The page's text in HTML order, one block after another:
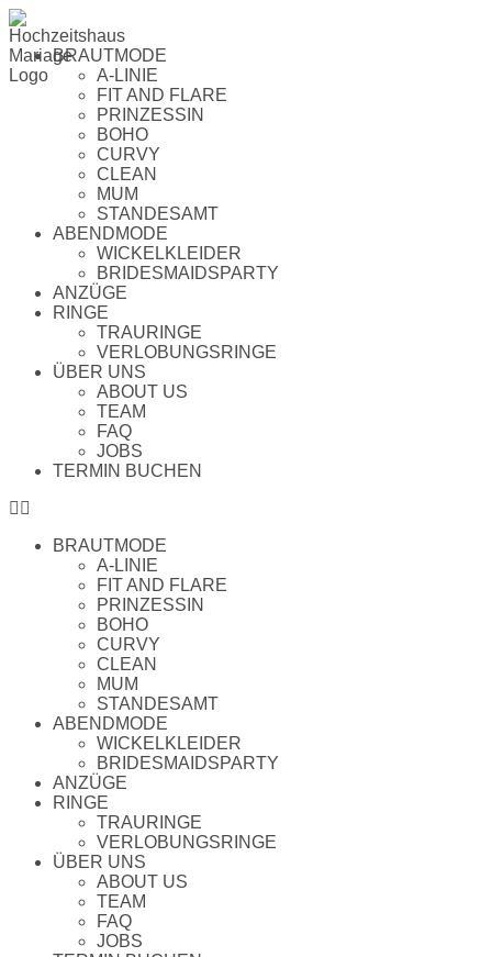
BRAUTMODE
A-LINIE
FIT AND FLARE
PRINZESSIN
BOHO
CURVY
CLEAN
MUM
STANDESAMT
ABENDMODE
WICKELKLEIDER
BRIDESMAIDSPARTY
ANZÜGE
RINGE
TRAURINGE
VERLOBUNGSRINGE
ÜBER UNS
ABOUT US
TEAM
FAQ
JOBS
TERMIN BUCHEN
BRAUTMODE
A-LINIE
FIT AND FLARE
PRINZESSIN
BOHO
CURVY
CLEAN
MUM
STANDESAMT
ABENDMODE
WICKELKLEIDER
BRIDESMAIDSPARTY
ANZÜGE
RINGE
TRAURINGE
VERLOBUNGSRINGE
ÜBER UNS
ABOUT US
TEAM
FAQ
JOBS
Unvergessliches
Brautkribbeln